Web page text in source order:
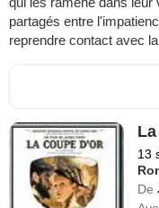
partagés entre
reprendre contact avec
13
De